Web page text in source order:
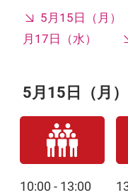
5月15日（月）
月17日（水）
5月15日（月）
10:00 - 13:00